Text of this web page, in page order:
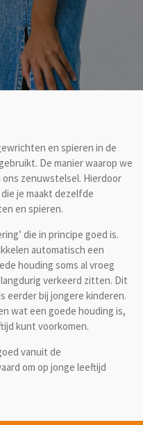
en spieren in de
De manier waarop we
ons zenuwstelsel. Hierdoor
je maakt dezelfde
en spieren.
die in principe goed is.
automatisch een
houding soms al vroeg
verkeerd zitten. Dit
eerder bij jongere kinderen.
wat een goede houding is,
kunt voorkomen.
vanuit de
om op jonge leeftijd